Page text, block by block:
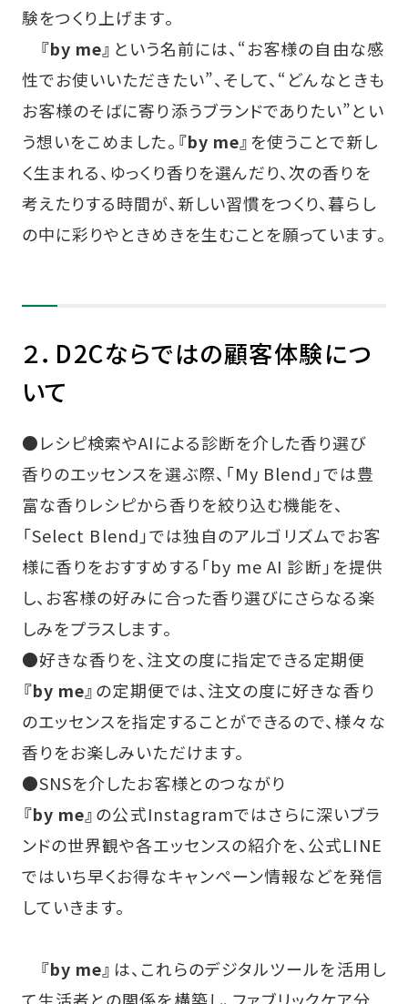
験をつくり上げます。
『by me』 という名前には、“お客様の自由な感
性でお使いいただきたい”、そして、“どんなときも
お客様のそばに寄り添うブランドでありたい”とい
う想いをこめました。 『by me』を使うことで新し
く生まれる、ゆっくり香りを選んだり、次の香りを
考えたりする時間が、新しい習慣をつくり、暮らし
の中に彩りやときめきを生むことを願っています。
２．D2Cならではの顧客体験につ
いて
●レシピ検索やAIによる診断を介した香り選び
香りのエッセンスを選ぶ際、「My Blend」では豊
富な香りレシピから香りを絞り込む機能を、
「Select Blend」では独自のアルゴリズムでお客
様に香りをおすすめする「by me AI 診断」を提供
し、お客様の好みに合った香り選びにさらなる楽
しみをプラスします。
●好きな香りを、注文の度に指定できる定期便
『by me』の定期便では、注文の度に好きな香り
のエッセンスを指定することができるので、様々な
香りをお楽しみいただけます。
●SNSを介したお客様とのつながり
『by me』の公式Instagramではさらに深いブラ
ンドの世界観や各エッセンスの紹介を、公式LINE
ではいち早くお得なキャンペーン情報などを発信
していきます。
『by me』 は、これらのデジタルツールを活用し